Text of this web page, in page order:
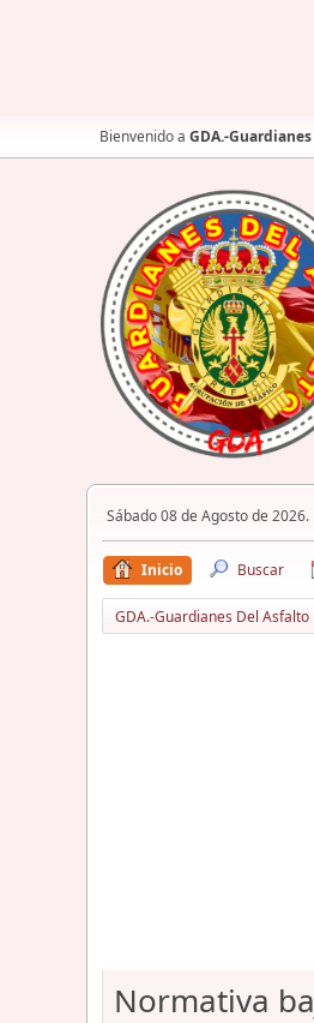
Bienvenido a GDA.-
Sábado 08 de Agosto de
Inicio Buscar
GDA.-Guardianes Del Asfalto
Normativa